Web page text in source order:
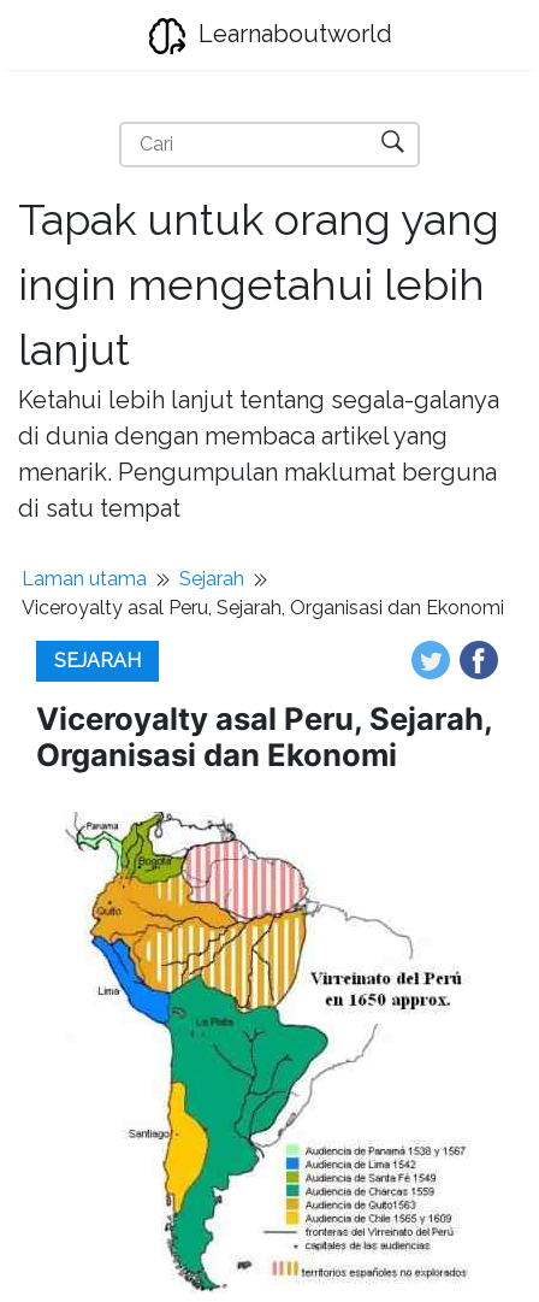
Learnaboutworld
Tapak untuk orang yang
ingin mengetahui lebih
lanjut
Ketahui lebih lanjut tentang segala-galanya
di dunia dengan membaca artikel yang
menarik. Pengumpulan maklumat berguna
di satu tempat
Laman utama
Sejarah
Viceroyalty asal Peru, Sejarah, Organisasi dan Ekonomi
SEJARAH
Viceroyalty asal Peru, Sejarah,
Organisasi dan Ekonomi